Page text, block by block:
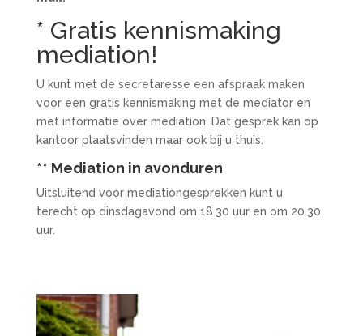
* Gratis kennismaking
mediation!
U kunt met de secretaresse een afspraak maken
voor een gratis kennismaking met de mediator en
met informatie over mediation.
Dat gesprek kan op
kantoor plaatsvinden maar ook bij u thuis.
** Mediation in avonduren
Uitsluitend voor mediationgesprekken kunt u
terecht op dinsdagavond om 18.30 uur en om 20.30
uur.